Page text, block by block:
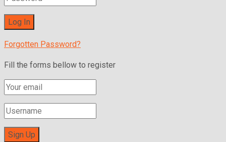
Forgotten Password?
Fill the forms bellow to register